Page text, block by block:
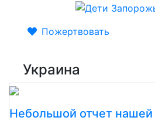
Пожертвовать
Украина
Небольшой отчет нашей